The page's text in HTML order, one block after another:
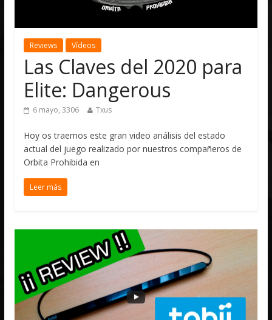
Reviews Vídeos
Las Claves del 2020 para
Elite: Dangerous
6 mayo, 3306 Txus
Hoy os traemos este gran video análisis del estado
actual del juego realizado por nuestros compañeros de
Orbita Prohibida en
Leer más